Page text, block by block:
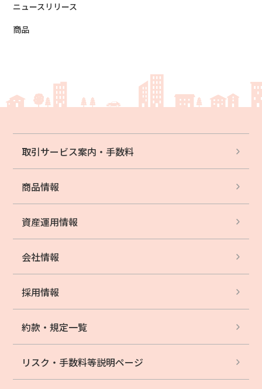
ニュースリリース
商品
取引サービス案内・ 手数料
商品情報
資産運用情報
会社情報
採用情報
約款・規定一覧
リスク・手数料等説明ページ